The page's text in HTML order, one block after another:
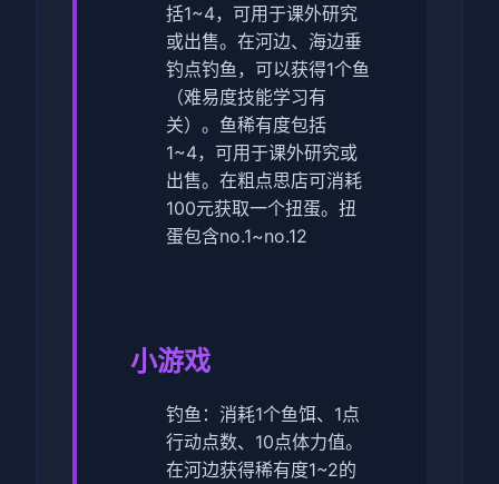
括1~4，可用于课外研究
或出售。 在河边、海边垂
钓点钓鱼，可以获得1个鱼
（难易度技能学习有
关）。鱼稀有度包括
1~4，可用于课外研究或
出售。 在粗点思店可消耗
100元获取一个扭蛋。扭
蛋包含no.1~no.12
小游戏
钓鱼：消耗1个鱼饵、1点
行动点数、10点体力值。
在河边获得稀有度1~2的